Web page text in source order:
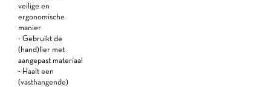
veilige en
ergonomische
manier
- Gebruikt de
(hand)lier met
aangepast materiaal
- Haalt een
(vasthangende)